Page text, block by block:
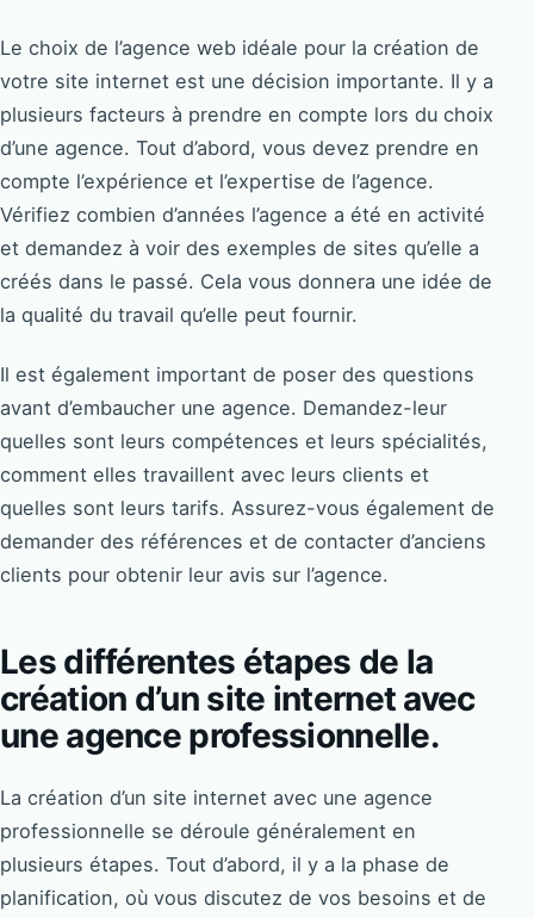
Le choix de l’agence web idéale pour la création de
votre site internet est une décision importante. Il y a
plusieurs facteurs à prendre en compte lors du choix
d’une agence. Tout d’abord, vous devez prendre en
compte l’expérience et l’expertise de l’agence.
Vérifiez combien d’années l’agence a été en activité
et demandez à voir des exemples de sites qu’elle a
créés dans le passé. Cela vous donnera une idée de
la qualité du travail qu’elle peut fournir.
Il est également important de poser des questions
avant d’embaucher une agence. Demandez-leur
quelles sont leurs compétences et leurs spécialités,
comment elles travaillent avec leurs clients et
quelles sont leurs tarifs. Assurez-vous également de
demander des références et de contacter d’anciens
clients pour obtenir leur avis sur l’agence.
Les différentes étapes de la
création d’un site internet avec
une agence professionnelle.
La création d’un site internet avec une agence
professionnelle se déroule généralement en
plusieurs étapes. Tout d’abord, il y a la phase de
planification, où vous discutez de vos besoins et de